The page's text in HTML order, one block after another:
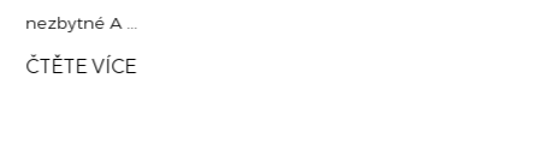
nezbytné A ...
ČTĚTE VÍCE